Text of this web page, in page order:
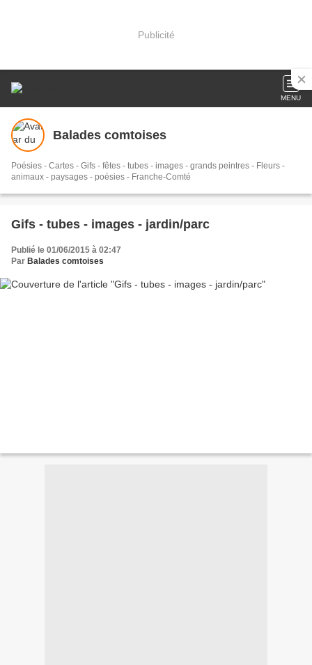
Publicité
MENU
Balades comtoises
Poésies - Cartes - Gifs - fêtes - tubes - images - grands peintres - Fleurs -
animaux - paysages - poésies - Franche-Comté
Gifs - tubes - images - jardin/parc
Publié le 01/06/2015 à 02:47
Par Balades comtoises